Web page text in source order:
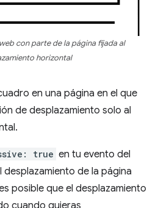
con parte de la página fijada al
horizontal
en una página en el que
de desplazamiento solo al
true en tu evento del
de la página
posible que el desplazamiento
cuando quieras